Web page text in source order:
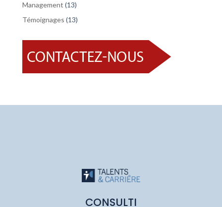
Management (13)
Témoignages (13)
CONSULTI